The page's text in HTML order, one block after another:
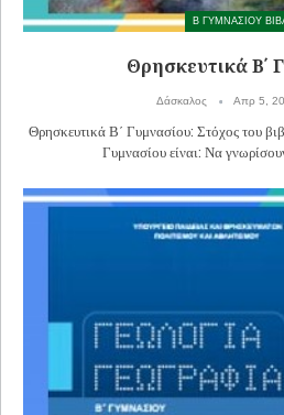
Β ΓΥΜΝΑΣΙΟΥ
Θρησκευτικά Β΄
Δάσκαλος Απρ 5,
Θρησκευτικά Β΄ Γυμνασίου: Στόχος του
Γυμνασίου είναι: Να